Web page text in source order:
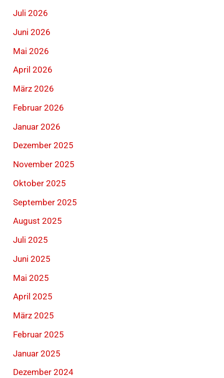
Juli 2026
Juni 2026
Mai 2026
April 2026
März 2026
Februar 2026
Januar 2026
Dezember 2025
November 2025
Oktober 2025
September 2025
August 2025
Juli 2025
Juni 2025
Mai 2025
April 2025
März 2025
Februar 2025
Januar 2025
Dezember 2024